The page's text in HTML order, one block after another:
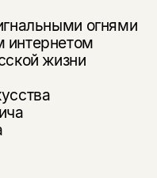
огнями
интернетом
жизни